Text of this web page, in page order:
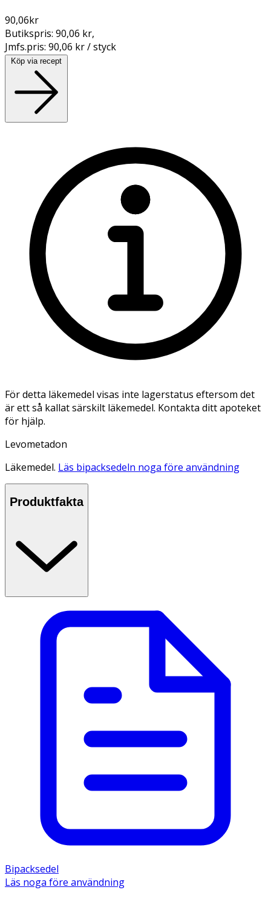
90,06kr
Butikspris: 90,06 kr,
Jmfs.pris: 90,06 kr / styck
Köp via recept
För detta läkemedel visas inte lagerstatus eftersom det
är ett så kallat särskilt läkemedel. Kontakta ditt apoteket
för hjälp.
Levometadon
Läkemedel. Läs bipacksedeln noga före användning
Produktfakta
Bipacksedel
Läs noga före användning